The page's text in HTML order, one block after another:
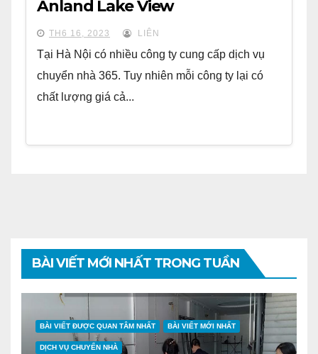
Anland Lake View
TH6 16, 2023 LIÊN
Tại Hà Nội có nhiều công ty cung cấp dịch vụ
chuyển nhà 365. Tuy nhiên mỗi công ty lại có
chất lượng giá cả...
BÀI VIẾT MỚI NHẤT TRONG TUẦN
BÀI VIẾT ĐƯỢC QUAN TÂM NHẤT BÀI VIẾT MỚI NHẤT
DỊCH VỤ CHUYỂN NHÀ